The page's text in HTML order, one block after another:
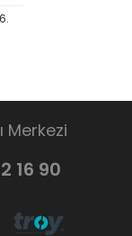
Merkezi
16 90